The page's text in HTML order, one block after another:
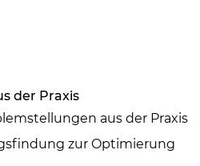
der Praxis
aus der Praxis
zur Optimierung